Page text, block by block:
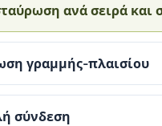
ανά σειρά και
γραμμής-πλαισίου
σύνδεση